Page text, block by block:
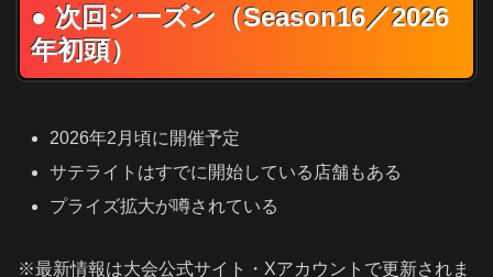
● 次回シーズン（Season16／2026
年初頭）
2026年2月頃に開催予定
サテライトはすでに開始している店舗もある
プライズ拡大が噂されている
※最新情報は大会公式サイト・Xアカウントで更新されま